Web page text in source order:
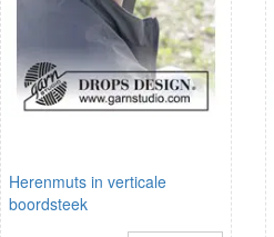
Herenmuts in verticale
boordsteek